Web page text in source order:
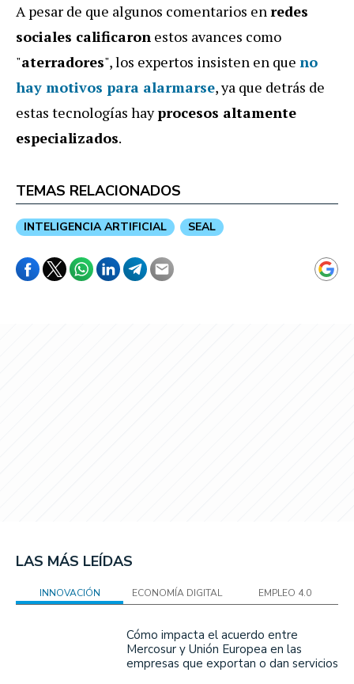
A pesar de que algunos comentarios enredes
sociales calificaron estos avances como
"aterradores", los expertos insisten en que no
hay motivos para alarmarse, ya que detrás de
estas tecnologías hayprocesos altamente
especializados.
TEMAS RELACIONADOS
INTELIGENCIA ARTIFICIAL SEAL
LAS MÁS LEÍDAS
INNOVACIÓN ECONOMÍA DIGITAL EMPLEO 4.0
Cómo impacta el acuerdo entre
Mercosur y Unión Europea en las
empresas que exportan o dan servicios